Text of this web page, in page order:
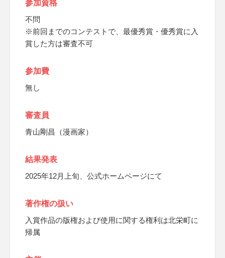
参加資格
不問
※前回までのコンテストで、最優秀賞・優秀賞に入
賞した方は審査不可
参加費
無し
審査員
青山剛昌（漫画家）
結果発表
2025年12月上旬、公式ホームページにて
著作権の扱い
入賞作品の版権および使用に関する権利は北栄町に
帰属